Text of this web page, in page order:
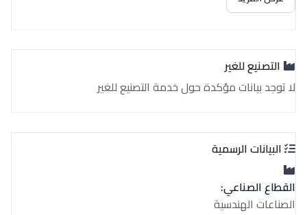
التصنيع للغير
لا توجد بيانات مؤكدة حول خدمة التصنيع للغير
البيانات الرسمية
القطاع الصناعي:
الصناعات الهندسية